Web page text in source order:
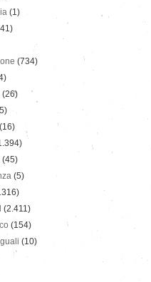
(1)
(734)
(26)
(16)
(45)
(5)
(2.411)
(154)
(10)